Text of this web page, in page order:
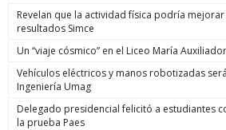
Revelan que la actividad física podría
resultados Simce
Un “viaje cósmico” en el Liceo María
Vehículos eléctricos y manos robotizadas
Ingeniería Umag
Delegado presidencial felicitó a estudiantes
la prueba Paes